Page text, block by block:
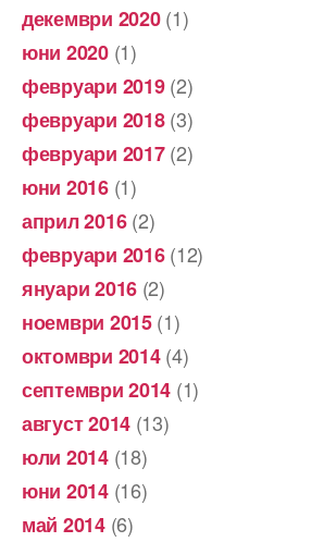
декември 2020(1)
юни 2020(1)
февруари 2019(2)
февруари 2018(3)
февруари 2017(2)
юни 2016(1)
април 2016(2)
февруари 2016(12)
януари 2016 (2)
ноември 2015(1)
октомври 2014(4)
септември 2014 (1)
август 2014 (13)
юли 2014(18)
юни 2014(16)
май 2014(6)